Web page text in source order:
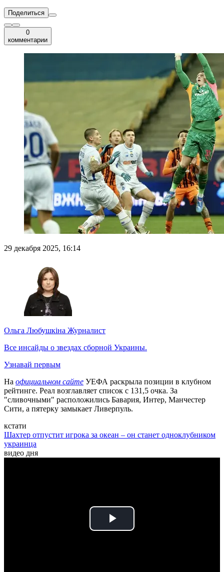
Поделиться
0
комментарии
29 декабря 2025, 16:14
Ольга Любушкіна Журналист
Все инсайды о звездах сборной Украины.
Узнавай первым
На официальном сайте УЕФА раскрыла позиции в клубном
рейтинге. Реал возглавляет список с 131,5 очка. За
"сливочными" расположились Бавария, Интер, Манчестер
Сити, а пятерку замыкает Ливерпуль.
кстати
Шахтер отпустит игрока за океан – он станет одноклубником
украинца
видео дня
Play